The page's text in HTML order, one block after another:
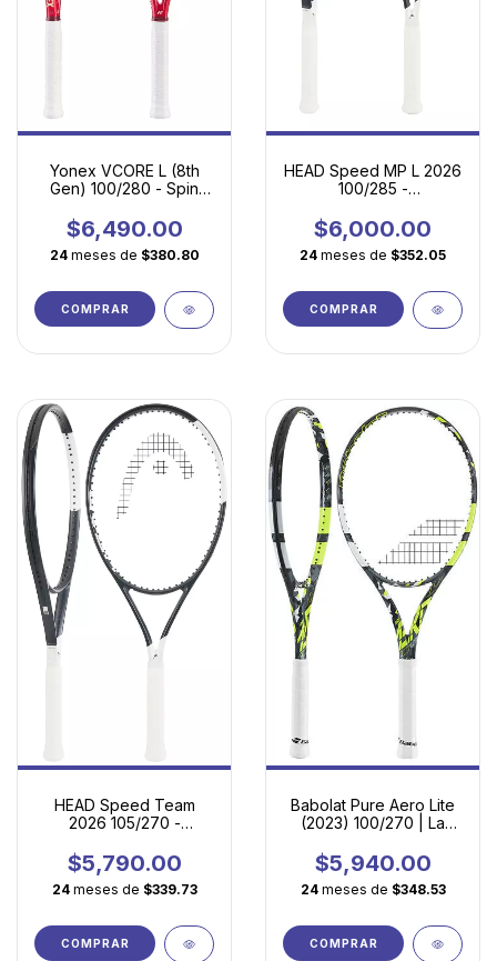
Yonex VCORE L (8th
Gen) 100/280 - Spin
accesible y máxima
maniobrabilidad
$6,490.00
24 meses de $380.80
COMPRAR
HEAD Speed MP L 2026
100/285 -
comodidad y potencia
controlada
$6,000.00
24 meses de $352.05
COMPRAR
HEAD Speed Team
2026 105/270 -
tolerancia y máxima
manejabilidad
$5,790.00
24 meses de $339.73
COMPRAR
Babolat Pure Aero Lite
(2023) 100/270 | La
Moderno en Versión
Ultraligera
$5,940.00
24 meses de $348.53
COMPRAR